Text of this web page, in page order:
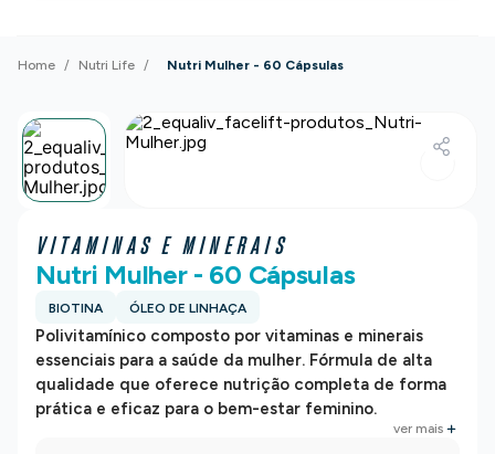
Nutri Life Nutri Mulher - 60 Cápsulas
VITAMINAS E MINERAIS
Nutri Mulher - 60 Cápsulas
BIOTINA ÓLEO DE LINHAÇA
Polivitamínico composto por vitaminas e minerais
essenciais para a saúde da mulher. Fórmula de alta
qualidade que oferece nutrição completa de forma
prática e eficaz para o bem-estar feminino.
ver mais